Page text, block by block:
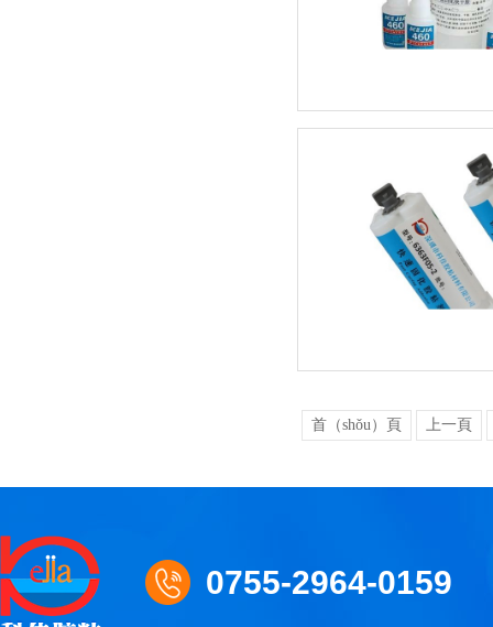
首（shǒu）頁 上一頁
0755-2964-0159